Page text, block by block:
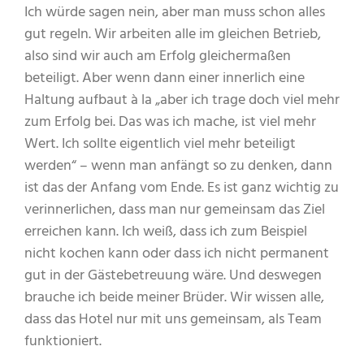
Ich würde sagen nein, aber man muss schon alles
gut regeln. Wir arbeiten alle im gleichen Betrieb,
also sind wir auch am Erfolg gleichermaßen
beteiligt. Aber wenn dann einer innerlich eine
Haltung aufbaut à la „aber ich trage doch viel mehr
zum Erfolg bei. Das was ich mache, ist viel mehr
Wert. Ich sollte eigentlich viel mehr beteiligt
werden“ – wenn man anfängt so zu denken, dann
ist das der Anfang vom Ende. Es ist ganz wichtig zu
verinnerlichen, dass man nur gemeinsam das Ziel
erreichen kann. Ich weiß, dass ich zum Beispiel
nicht kochen kann oder dass ich nicht permanent
gut in der Gästebetreuung wäre. Und deswegen
brauche ich beide meiner Brüder. Wir wissen alle,
dass das Hotel nur mit uns gemeinsam, als Team
funktioniert.